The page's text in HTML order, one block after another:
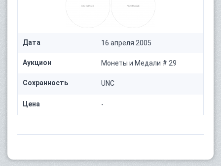
Дата 16 апреля 2005
Аукцион Монеты и Медали # 29
Сохранность UNC
Цена -